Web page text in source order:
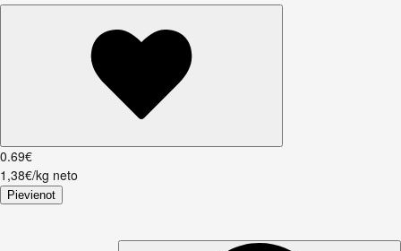
0.69€
1,38€/kg neto
Pievienot